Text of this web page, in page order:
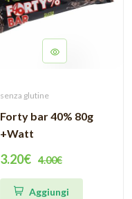
senza glutine
Forty bar 40% 80g
+Watt
3.20€ 4.00€
Aggiungi